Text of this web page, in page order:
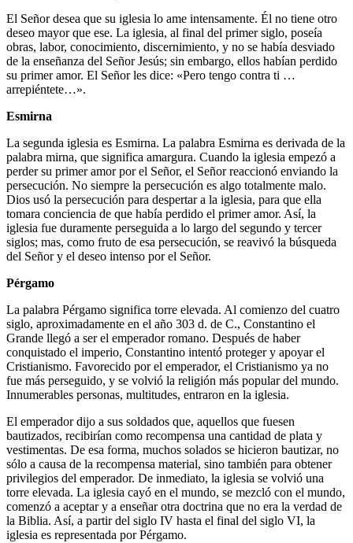
El Señor desea que su iglesia lo ame intensamente. Él no tiene otro
deseo mayor que ese. La iglesia, al final del primer siglo, poseía
obras, labor, conocimiento, discernimiento, y no se había desviado
de la enseñanza del Señor Jesús; sin embargo, ellos habían perdido
su primer amor. El Señor les dice: «Pero tengo contra ti …
arrepiéntete…».
Esmirna
La segunda iglesia es Esmirna. La palabra Esmirna es derivada de la
palabra mirna, que significa amargura. Cuando la iglesia empezó a
perder su primer amor por el Señor, el Señor reaccionó enviando la
persecución. No siempre la persecución es algo totalmente malo.
Dios usó la persecución para despertar a la iglesia, para que ella
tomara conciencia de que había perdido el primer amor. Así, la
iglesia fue duramente perseguida a lo largo del segundo y tercer
siglos; mas, como fruto de esa persecución, se reavivó la búsqueda
del Señor y el deseo intenso por el Señor.
Pérgamo
La palabra Pérgamo significa torre elevada. Al comienzo del cuatro
siglo, aproximadamente en el año 303 d. de C., Constantino el
Grande llegó a ser el emperador romano. Después de haber
conquistado el imperio, Constantino intentó proteger y apoyar el
Cristianismo. Favorecido por el emperador, el Cristianismo ya no
fue más perseguido, y se volvió la religión más popular del mundo.
Innumerables personas, multitudes, entraron en la iglesia.
El emperador dijo a sus soldados que, aquellos que fuesen
bautizados, recibirían como recompensa una cantidad de plata y
vestimentas. De esa forma, muchos solados se hicieron bautizar, no
sólo a causa de la recompensa material, sino también para obtener
privilegios del emperador. De inmediato, la iglesia se volvió una
torre elevada. La iglesia cayó en el mundo, se mezcló con el mundo,
comenzó a aceptar y a enseñar otra doctrina que no era la verdad de
la Biblia. Así, a partir del siglo IV hasta el final del siglo VI, la
iglesia es representada por Pérgamo.